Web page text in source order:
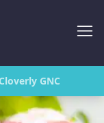
Cloverly GNC